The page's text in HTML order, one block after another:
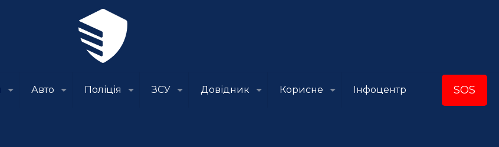
Авто Поліція ЗСУ Довідник Корисне Інфоцентр SOS